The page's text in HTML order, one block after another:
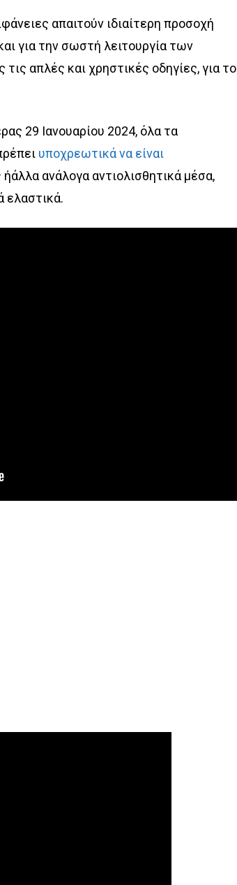
απαιτούν ιδιαίτερη προσοχή
για την σωστή λειτουργία των
απλές και χρηστικές οδηγίες, για το
29 Ιανουαρίου 2024, όλα τα
υποχρεωτικά να είναι
ήάλλα ανάλογα αντιολισθητικά μέσα,
ελαστικά.